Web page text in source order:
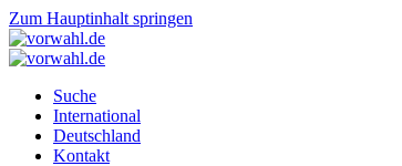
Zum Hauptinhalt springen
Suche
International
Deutschland
Kontakt